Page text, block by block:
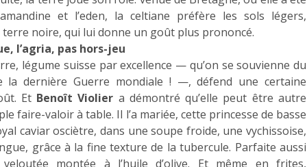
et l’eden, la celtiane préfère les sols légers,
terre noire, qui lui donne un goût plus prononcé.
l’agria, pas hors-jeu
légume suisse par excellence — qu’on se souvienne du
la dernière Guerre mondiale ! —, défend une certaine
Et Benoît Violier a démontré qu’elle peut être autre
faire-valoir à table. Il l’a mariée, cette princesse de basse
caviar osciètre, dans une soupe froide, une vychissoise,
grâce à la fine texture de la tubercule. Parfaite aussi
montée à l’huile d’olive. Et même en frites,